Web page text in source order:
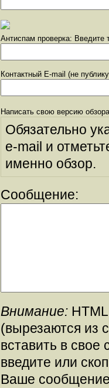
Антиспам проверка: Введите
Контактный E-mail (не
Написать свою версию
Обязательно
e-mail и
именно обзор.
Сообщение:
Внимание:
(вырезаются из
вставить в
введите или
Ваше